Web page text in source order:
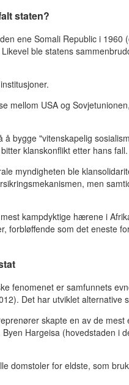
staten?
ene Somali Republic i 1960
ble statens
mellom USA og
bygge "vitenskapelig
klanskonflikt etter hans fall.
myndigheten ble
men
kampdyktige hærene i
forbløffende som det eneste
fenomenet er samfunnets
Det har utviklet alternative
skapte en av de mest
Hargeisa (hovedstaden i
domstoler for eldste, som